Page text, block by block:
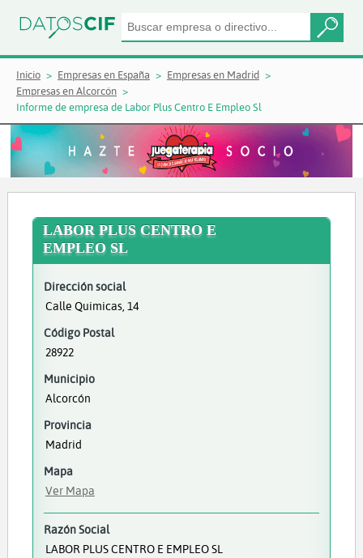
Inicio Empresas en España
Empresas en Madrid
Empresas en Alcorcón
Informe de empresa de Labor Plus Centro E Empleo Sl
LABOR PLUS CENTRO E
EMPLEO SL
Dirección social
Calle Quimicas, 14
Código Postal
28922
Municipio
Alcorcón
Provincia
Madrid
Mapa
Ver Mapa
Razón Social
LABOR PLUS CENTRO E EMPLEO SL